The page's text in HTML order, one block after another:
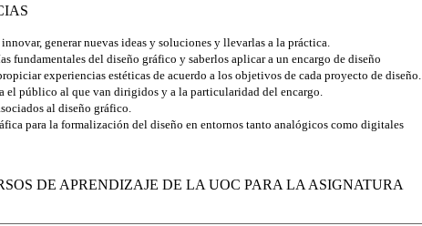
generar nuevas ideas y soluciones y llevarlas a la práctica.
fundamentales del diseño gráfico y saberlos aplicar a un encargo de diseño
experiencias estéticas de acuerdo a los objetivos de cada proyecto de diseño.
el público al que van dirigidos y a la particularidad del encargo.
al diseño gráfico.
para la formalización del diseño en entornos tanto analógicos como digitales
DE APRENDIZAJE DE LA UOC PARA LA ASIGNATURA